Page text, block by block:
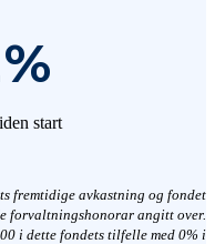
%
start
fremtidige avkastning og fondet
forvaltningshonorar angitt over.
i dette fondets tilfelle med 0% i